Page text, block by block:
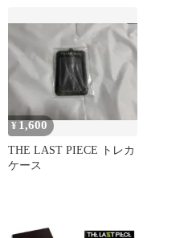
¥ 1,600
THE LAST PIECE トレカ
ケース